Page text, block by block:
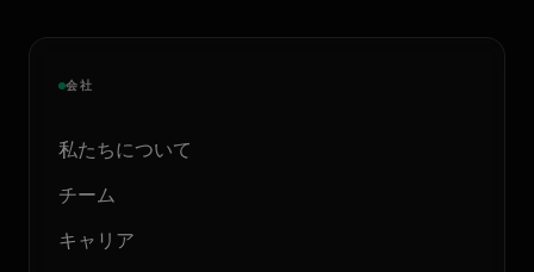
会社
私たちについて
チーム
キャリア